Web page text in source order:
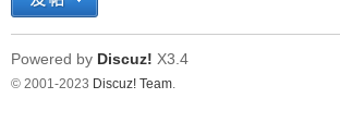
Powered by Discuz! X3.4
© 2001-2023 Discuz! Team.